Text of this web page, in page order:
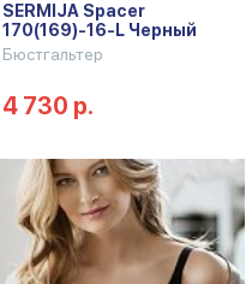
SERMIJA Spacer
170(169)-16-L Черный
Бюстгальтер
4 730 р.